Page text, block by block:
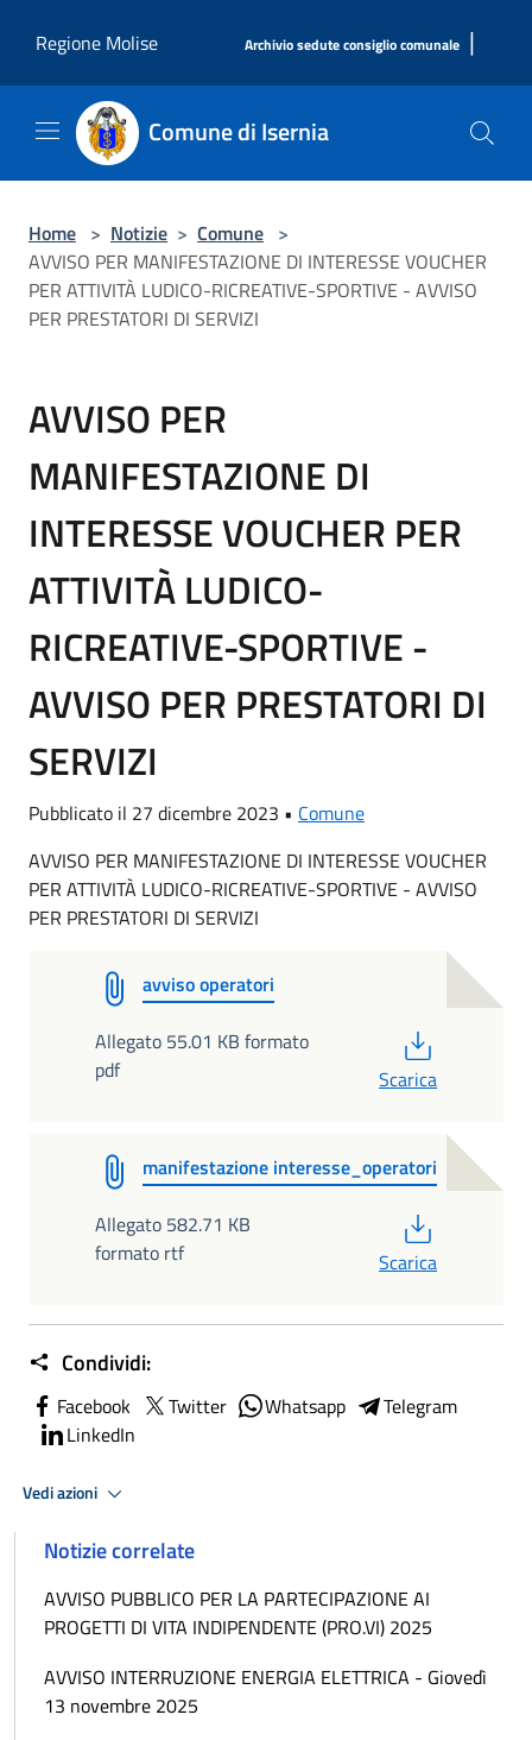
Regione Molise
Archivio sedute consiglio comunale |
Comune di Isernia
Home > Notizie > Comune >
AVVISO PER MANIFESTAZIONE DI INTERESSE VOUCHER
PER ATTIVITÀ LUDICO-RICREATIVE-SPORTIVE - AVVISO
PER PRESTATORI DI SERVIZI
AVVISO PER
MANIFESTAZIONE DI
INTERESSE VOUCHER PER
ATTIVITÀ LUDICO-
RICREATIVE-SPORTIVE -
AVVISO PER PRESTATORI DI
SERVIZI
Pubblicato il 27 dicembre 2023 • Comune
AVVISO PER MANIFESTAZIONE DI INTERESSE VOUCHER
PER ATTIVITÀ LUDICO-RICREATIVE-SPORTIVE - AVVISO
PER PRESTATORI DI SERVIZI
avviso operatori
Allegato 55.01 KB formato
pdf
Scarica
manifestazione interesse_operatori
Allegato 582.71 KB
formato rtf
Scarica
Condividi:
Facebook Twitter Whatsapp
Telegram
LinkedIn
Vedi azioni
Notizie correlate
AVVISO PUBBLICO PER LA PARTECIPAZIONE AI
PROGETTI DI VITA INDIPENDENTE (PRO.VI) 2025
AVVISO INTERRUZIONE ENERGIA ELETTRICA - Giovedì
13 novembre 2025